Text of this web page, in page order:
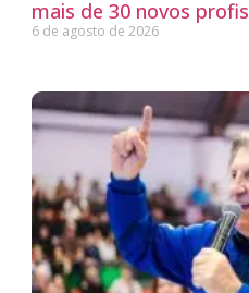
mais de 30 novos
6 de agosto de 2026